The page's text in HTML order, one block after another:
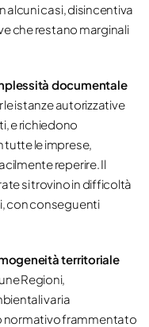
alcuni casi, disincentiva
che restano marginali
documentale
le istanze autorizzative
e richiedono
le imprese,
reperire. Il
si trovino in difficoltà
con conseguenti
territoriale
Regioni,
varia
normativo frammentato